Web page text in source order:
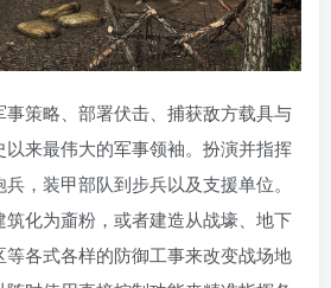
策略、部署伏击、捕获敌方载具与
来最伟大的军事领袖。扮演并指挥
，装甲部队到步兵以及支援单位。
化为齑粉，或者建造从战壕、地下
各式各样的防御工事来改变战场地